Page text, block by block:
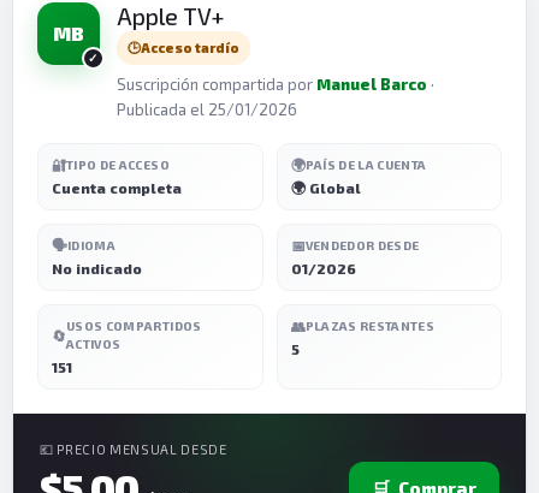
MB
Apple TV+
🕒Acceso tardío
Suscripción compartida por Manuel Barco ·
Publicada el 25/01/2026
🔐TIPO DE ACCESO
Cuenta completa
🌍PAÍS DE LA CUENTA
🌍 Global
🗣️IDIOMA
No indicado
📅VENDEDOR DESDE
01/2026
🔄
USOS COMPARTIDOS
ACTIVOS
151
👥PLAZAS RESTANTES
5
💶 PRECIO MENSUAL DESDE
🛒 Comprar